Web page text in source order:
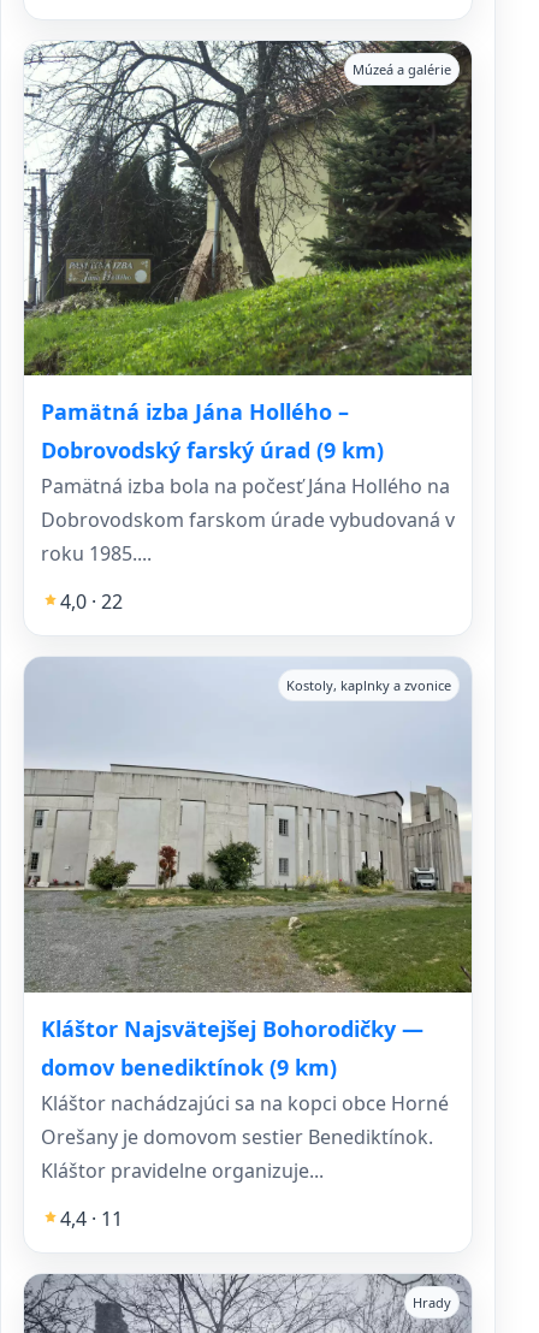
Pamätná izba Jána Hollého –
Dobrovodský farský úrad (9 km)
Múzeá a galérie
Pamätná izba bola na počesť Jána Hollého na
Dobrovodskom farskom úrade vybudovaná v
roku 1985....
4,0 · 22
Kláštor Najsvätejšej Bohorodičky —
domov benediktínok (9 km)
Kostoly, kaplnky a zvonice
Kláštor nachádzajúci sa na kopci obce Horné
Orešany je domovom sestier Benediktínok.
Kláštor pravidelne organizuje...
4,4 · 11
Hrady